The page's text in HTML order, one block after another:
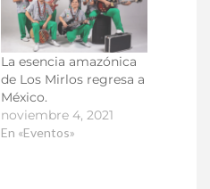
La esencia amazónica
de Los Mirlos regresa a
México.
noviembre 4, 2021
En «Eventos»